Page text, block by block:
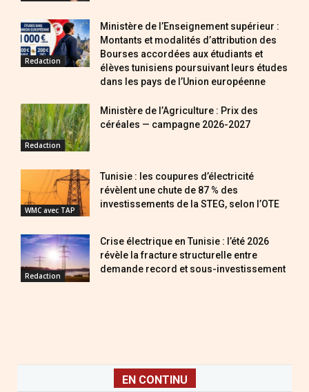
Redaction
Ministère de l’Enseignement supérieur :
Montants et modalités d’attribution des
Bourses accordées aux étudiants et
élèves tunisiens poursuivant leurs études
dans les pays de l’Union européenne
Redaction
Ministère de l’Agriculture : Prix des
céréales — campagne 2026-2027
WMC avec TAP
Tunisie : les coupures d’électricité
révèlent une chute de 87 % des
investissements de la STEG, selon l’OTE
Redaction
Crise électrique en Tunisie : l’été 2026
révèle la fracture structurelle entre
demande record et sous-investissement
EN CONTINU